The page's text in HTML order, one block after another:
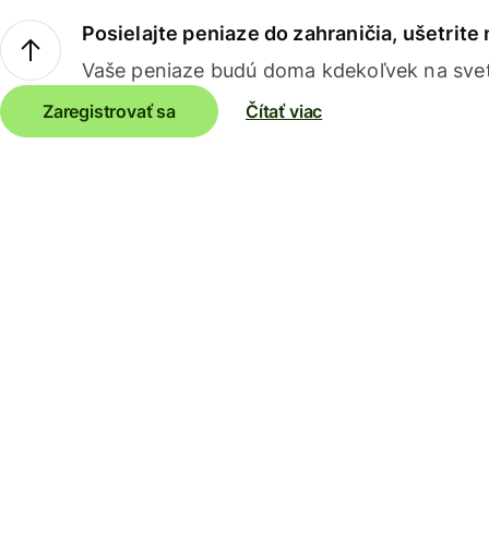
Posielajte peniaze do zahraničia, ušetrite
Vaše peniaze budú doma kdekoľvek na
Zaregistrovať sa Čítať viac